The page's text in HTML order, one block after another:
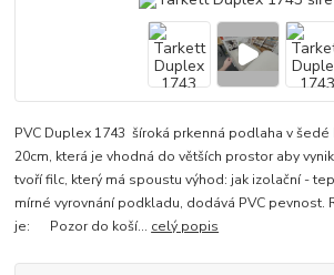
PVC Duplex 1743 šíroká prkenná podlaha v šedé
20cm, která je vhodná do větších prostor aby
tvoří filc, který má spoustu výhod: jak izolační -
mírné vyrovnání podkladu, dodává PVC pevnost.
je: Pozor do koší... celý popis